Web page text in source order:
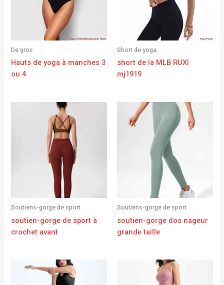
De gros
Hauts de yoga à manches 3
ou 4
Short de yoga
short de la MLB RUXI
mj1919
Soutiens-gorge de sport
soutien-gorge de sport à
crochet avant
Soutiens-gorge de sport
soutien-gorge dos nageur
grande taille